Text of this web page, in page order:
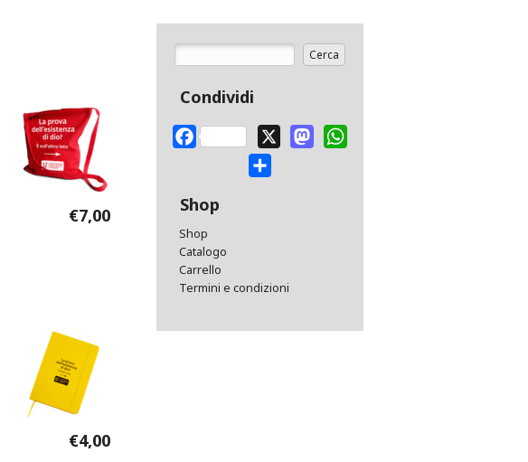
€7,00
€4,00
Form di ricerca
Cerca
Condividi
Facebook
X Mastodon
WhatsApp
Shop
Shop
Catalogo
Carrello
Termini e condizioni